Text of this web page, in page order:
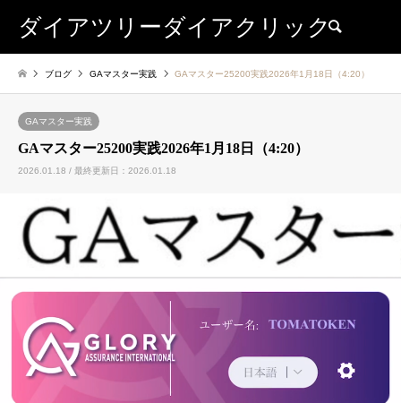
ダイアツリーダイアクリック
ブログ GAマスター実践 GAマスター25200実践2026年1月18日（4:20）
GAマスター実践
GAマスター25200実践2026年1月18日（4:20）
2026.01.18 / 最終更新日：2026.01.18